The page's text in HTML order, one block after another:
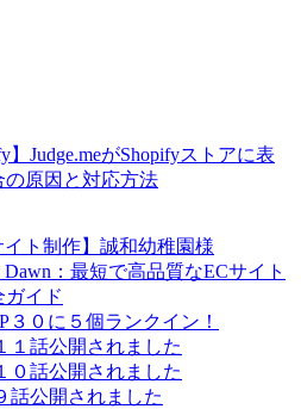
】Judge.meがShopifyストアに表
の原因と対応方法
イト制作】誠和幼稚園様
Dawn：最短で高品質なECサイト
ガイド
３０に５個ランクイン！
１話公開されました
０話公開されました
話公開されました